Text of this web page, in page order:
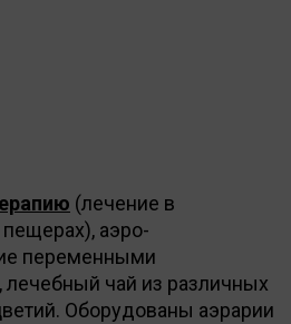
(лечение в
аэро-
переменными
чай из различных
Оборудованы аэрарии